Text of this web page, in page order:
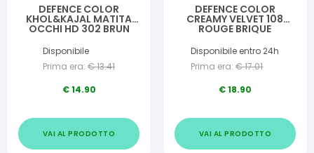
DEFENCE COLOR
KHOL&KAJAL MATITA
OCCHI HD 302 BRUN
Disponibile
Prima era: €13.41
€14.90
VAI AL PRODOTTO
DEFENCE COLOR
CREAMY VELVET 108
ROUGE BRIQUE
Disponibile entro 24h
Prima era: €17.01
€18.90
VAI AL PRODOTTO